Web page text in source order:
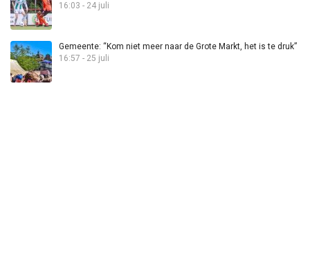
16:03 - 24 juli
Gemeente: “Kom niet meer naar de Grote Markt, het is te druk”
16:57 - 25 juli